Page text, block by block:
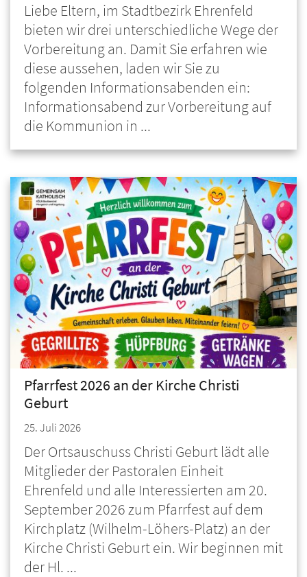
Liebe Eltern, im Stadtbezirk Ehrenfeld
bieten wir drei unterschiedliche Wege der
Vorbereitung an. Damit Sie erfahren wie
diese aussehen, laden wir Sie zu
folgenden Informationsabenden ein:
Informationsabend zur Vorbereitung auf
die Kommunion in ...
Pfarrfest 2026 an der Kirche Christi
Geburt
25. Juli 2026
Der Ortsauschuss Christi Geburt lädt alle
Mitglieder der Pastoralen Einheit
Ehrenfeld und alle Interessierten am 20.
September 2026 zum Pfarrfest auf dem
Kirchplatz (Wilhelm-Löhers-Platz) an der
Kirche Christi Geburt ein. Wir beginnen mit
der Hl. ...